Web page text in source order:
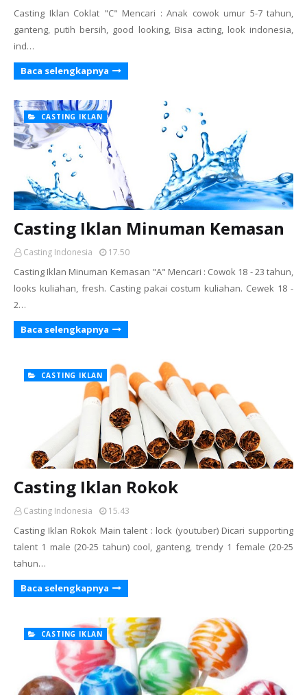
Casting Iklan Coklat "C" Mencari : Anak cowok umur 5-7 tahun,
ganteng, putih bersih, good looking, Bisa acting, look indonesia,
ind…
Baca selengkapnya
CASTING IKLAN
Casting Iklan Minuman Kemasan
Casting Indonesia 17.50
Casting Iklan Minuman Kemasan "A" Mencari : Cowok 18 - 23 tahun,
looks kuliahan, fresh. Casting pakai costum kuliahan. Cewek 18 -
2…
Baca selengkapnya
CASTING IKLAN
Casting Iklan Rokok
Casting Indonesia 15.43
Casting Iklan Rokok Main talent : lock (youtuber) Dicari supporting
talent 1 male (20-25 tahun) cool, ganteng, trendy 1 female (20-25
tahun…
Baca selengkapnya
CASTING IKLAN